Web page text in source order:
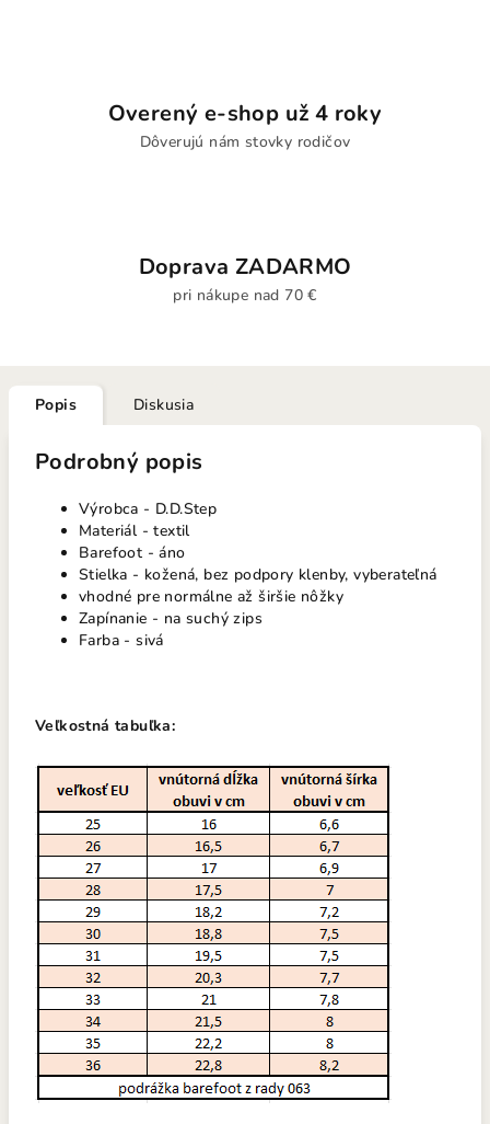
Overený e-shop už 4 roky
Dôverujú nám stovky rodičov
Doprava ZADARMO
pri nákupe nad 70 €
Popis Diskusia
Podrobný popis
Výrobca - D.D.Step
Materiál - textil
Barefoot - áno
Stielka - kožená, bez podpory klenby, vyberateľná
vhodné pre normálne až širšie nôžky
Zapínanie - na suchý zips
Farba - sivá
Veľkostná tabuľka: